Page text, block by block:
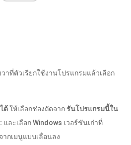
ที่ตัวเรียกใช้งานโปรแกรมแล้วเลือก
ด้ให้เลือกช่องถัดจาก รันโปรแกรมนี้ใน
และเลือก Windows เวอร์ชันเก่าที่
กเมนูแบบเลื่อนลง